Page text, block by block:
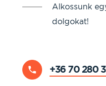
Alkossunk
dolgokat!
+36 70 280